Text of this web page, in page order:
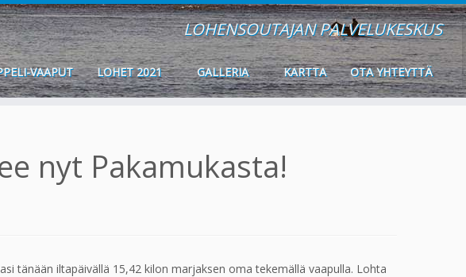
LOHENSOUTAJAN PALVELUKESKUS
VAAPUT LOHET 2021 GALLERIA KARTTA OTA YHTEYTTÄ
nyt Pakamukasta!
tänään iltapäivällä 15,42 kilon marjaksen oma tekemällä vaapulla. Lohta